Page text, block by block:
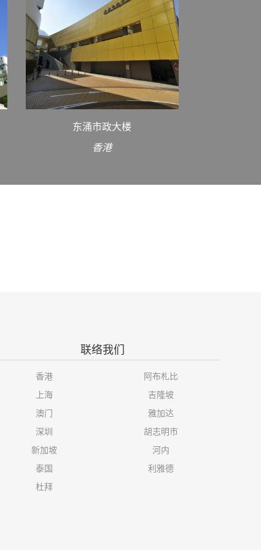
东涌市政大楼
香港
联络我们
香港
上海
澳门
深圳
新加坡
泰国
杜拜
阿布札比
吉隆坡
雅加达
胡志明市
河内
利雅德